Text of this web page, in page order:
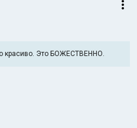
красиво. Это БОЖЕСТВЕННО.